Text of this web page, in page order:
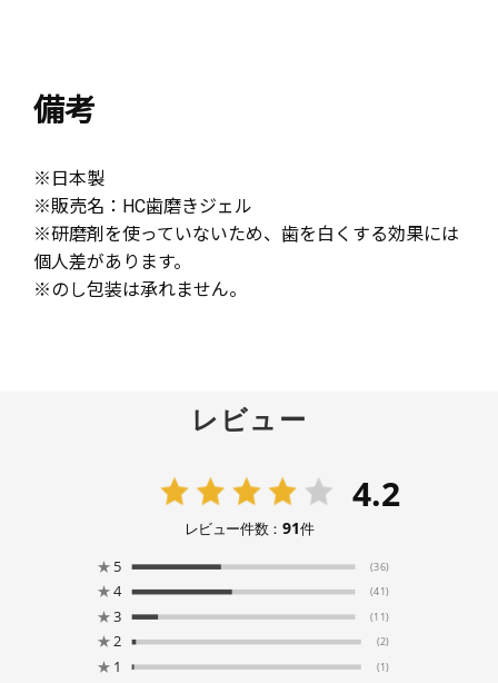
備考
※日本製
※販売名：HC歯磨きジェル
※研磨剤を使っていないため、歯を白くする効果には
個人差があります。
※のし包装は承れません。
レビュー
4.2
レビュー件数： 91件
★ 5 (36)
★4 (41)
★3 (11)
★2 (2)
★ 1 (1)